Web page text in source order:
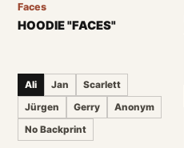
Faces
HOODIE "FACES"
Ali Jan
Scarlett
Jürgen
Gerry
Anonym
No Backprint